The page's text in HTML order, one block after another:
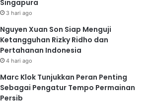
Singapura
3 hari ago
Nguyen Xuan Son Siap Menguji
Ketangguhan Rizky Ridho dan
Pertahanan Indonesia
4 hari ago
Marc Klok Tunjukkan Peran Penting
Sebagai Pengatur Tempo Permainan
Persib